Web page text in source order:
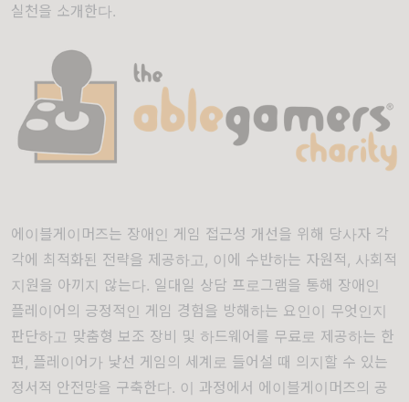
실천을 소개한다.
에이블게이머즈는 장애인 게임 접근성 개선을 위해 당사자 각
각에 최적화된 전략을 제공하고, 이에 수반하는 자원적, 사회적
지원을 아끼지 않는다. 일대일 상담 프로그램을 통해 장애인
플레이어의 긍정적인 게임 경험을 방해하는 요인이 무엇인지
판단하고 맞춤형 보조 장비 및 하드웨어를 무료로 제공하는 한
편, 플레이어가 낯선 게임의 세계로 들어설 때 의지할 수 있는
정서적 안전망을 구축한다. 이 과정에서 에이블게이머즈의 공